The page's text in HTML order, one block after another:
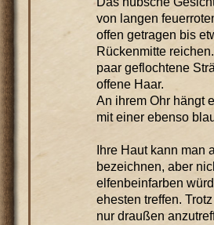
von langen
offen getragen bis
Rückenmitte
paar geflochtene
offene Haar.
An ihrem Ohr hängt
mit einer ebenso
Ihre Haut kann man
bezeichnen, aber
elfenbeinfarben
ehesten treffen.
nur draußen